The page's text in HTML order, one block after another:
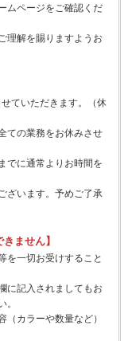
ムページをご確認くだ
理解を賜りますようお
ていただきます。（休
ての業務をお休みさせ
でに通常よりお時間を
ざいます。予めご了承
ません】
を一切お受けすること
に記入されましてもお
。
カラーや数量など）